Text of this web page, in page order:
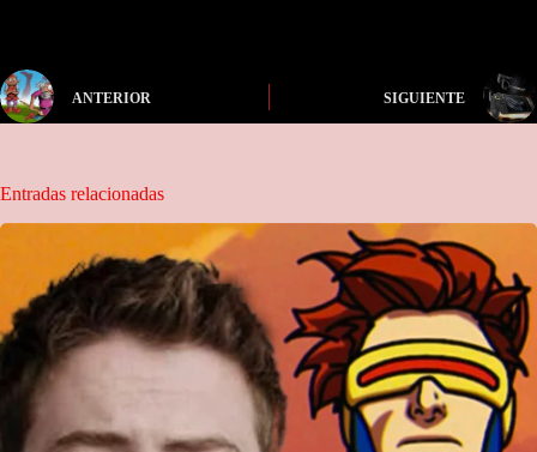
ANTERIOR SIGUIENTE
Entradas relacionadas